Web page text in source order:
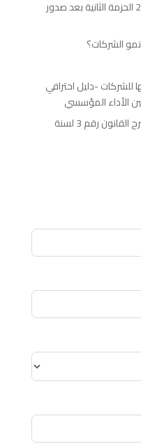
أهم التعديلات الضريبية في مصر 2026 الحزمة الثانية بعد صدور
الشركات؟
للشركات -دليل احترافي
الأداء المؤسسي
التعديلات الضريبية العقارية 2026 : شرح القانون رقم 3 لسنة